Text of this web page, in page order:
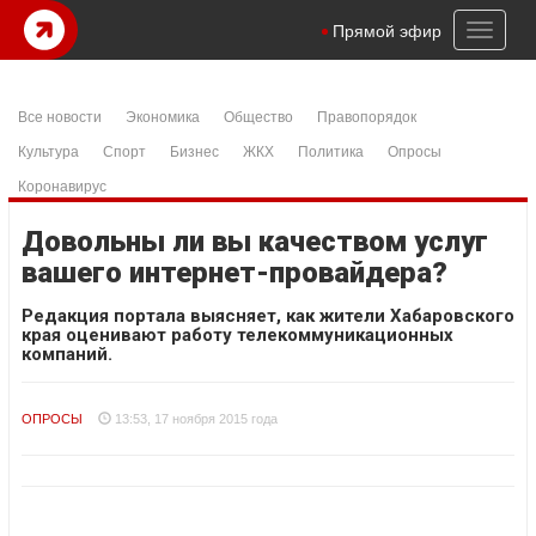
Toggle
Прямой эфир
Все новости Экономика Общество
Правопорядок
Культура
Спорт Бизнес ЖКХ Политика
Опросы
Коронавирус
Довольны ли вы качеством услуг
вашего интернет-провайдера?
Редакция портала выясняет, как жители Хабаровского
края оценивают работу телекоммуникационных
компаний.
ОПРОСЫ 13:53, 17 ноября 2015 года